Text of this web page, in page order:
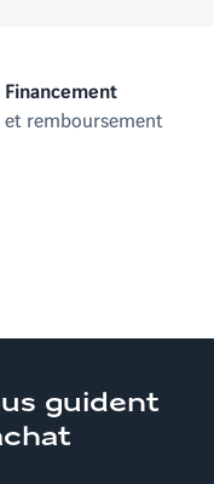
Financement
remboursement
guident